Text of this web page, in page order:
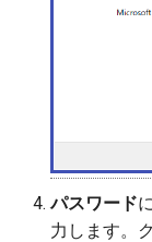
パスワード
力します。